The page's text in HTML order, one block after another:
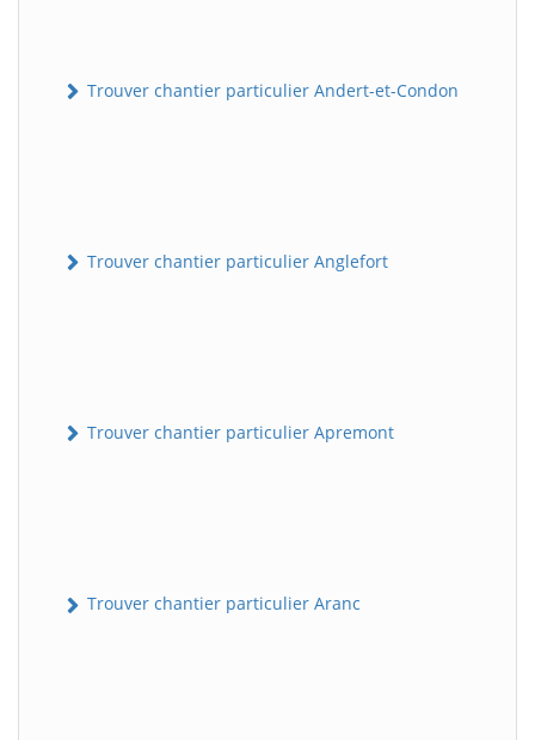
Trouver chantier particulier Andert-et-Condon
Trouver chantier particulier Anglefort
Trouver chantier particulier Apremont
Trouver chantier particulier Aranc